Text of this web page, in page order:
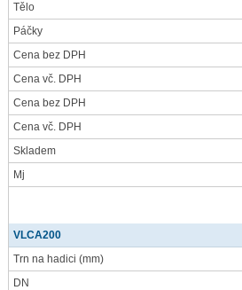
Tělo
Páčky
Cena bez DPH
Cena vč. DPH
Cena bez DPH
Cena vč. DPH
Skladem
Mj
VLCA200
Trn na hadici (mm)
DN